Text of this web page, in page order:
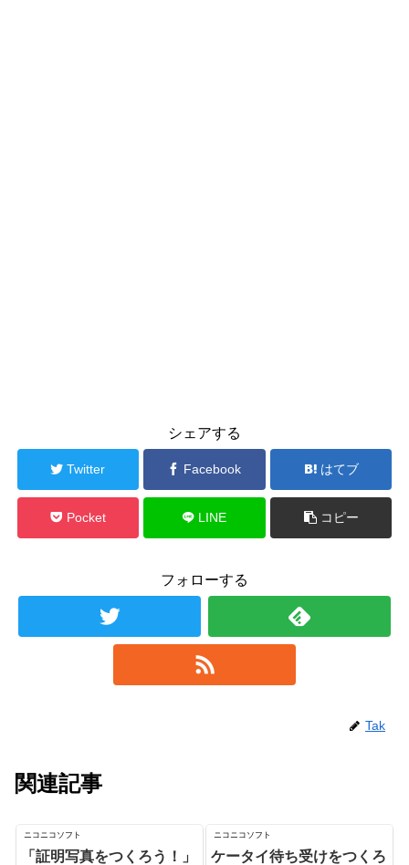
シェアする
Twitter Facebook はてブ
Pocket LINE コピー
フォローする
Tak
関連記事
ニコニコソフト
「証明写真をつくろう！」
ニコニコソフト
ケータイ待ち受けをつくろ